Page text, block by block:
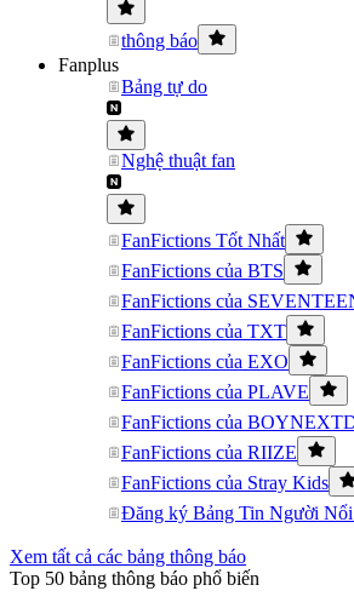
thông báo
Fanplus
Bảng tự do
Nghệ thuật fan
FanFictions Tốt Nhất
FanFictions của BTS
FanFictions của
FanFictions của TXT
FanFictions của EXO
FanFictions của PLAVE
FanFictions của
FanFictions của RIIZE
FanFictions của Stray Kids
Đăng ký Bảng Tin Người
Xem tất cả các bảng thông báo
Top 50 bảng thông báo phổ biến